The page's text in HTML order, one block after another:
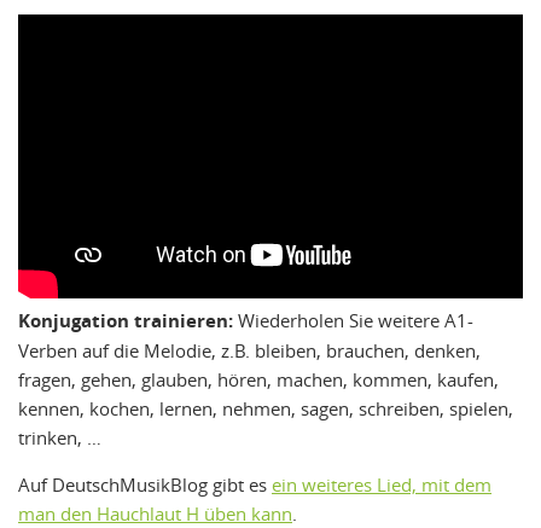
Konjugation trainieren: Wiederholen Sie weitere A1-
Verben auf die Melodie, z.B. bleiben, brauchen, denken,
fragen, gehen, glauben, hören, machen, kommen, kaufen,
kennen, kochen, lernen, nehmen, sagen, schreiben, spielen,
trinken, …
Auf DeutschMusikBlog gibt es ein weiteres Lied, mit dem
man den Hauchlaut H üben kann.